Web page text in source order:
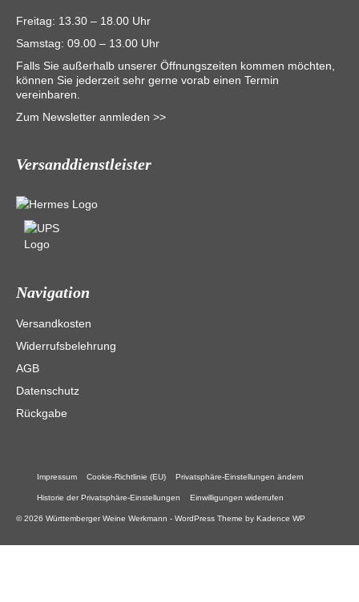
Freitag: 13.30 – 18.00 Uhr
Samstag: 09.00 – 13.00 Uhr
Falls Sie außerhalb unserer Öffnungszeiten kommen möchten,
können Sie jederzeit sehr gerne vorab einen Termin
vereinbaren.
Zum Newsletter anmleden >>
Versanddienstleister
Navigation
Versandkosten
Widerrufsbelehrung
AGB
Datenschutz
Rückgabe
Impressum Cookie-Richtlinie (EU) Privatsphäre-Einstellungen ändern
Historie der Privatsphäre-Einstellungen Einwilligungen widerrufen
© 2026 Württemberger Weine Werkmann - WordPress Theme by Kadence WP